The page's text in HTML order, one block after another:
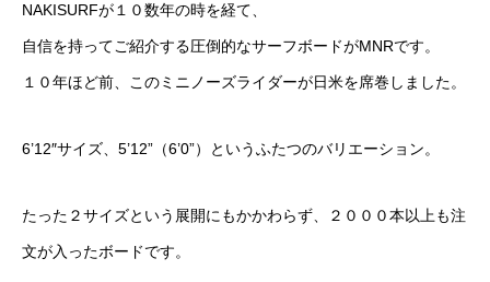
NAKISURFが１０数年の時を経て、
自信を持ってご紹介する圧倒的なサーフボードがMNRです。
１０年ほど前、このミニノーズライダーが日米を席巻しました。
6’12″サイズ、5’12”（6’0”）というふたつのバリエーション。
たった２サイズという展開にもかかわらず、２０００本以上も注
文が入ったボードです。